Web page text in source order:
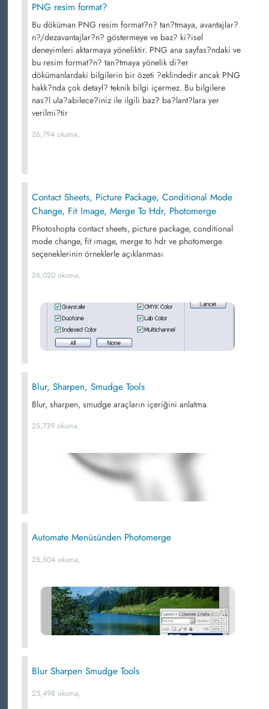
PNG resim format?
Bu döküman PNG resim format?n? tan?tmaya, avantajlar?
n?/dezavantajlar?n? göstermeye ve baz? ki?isel
deneyimleri aktarmaya yöneliktir. PNG ana sayfas?ndaki ve
bu resim format?n? tan?tmaya yönelik di?er
dökümanlardaki bilgilerin bir özeti ?eklindedir ancak PNG
hakk?nda çok detayl? teknik bilgi içermez. Bu bilgilere
nas?l ula?abilece?iniz ile ilgili baz? ba?lant?lara yer
verilmi?tir
26,794 okuma,
Contact Sheets, Picture Package, Conditional Mode
Change, Fit Image, Merge To Hdr, Photomerge
Photoshopta contact sheets, picture package, conditional
mode change, fit ımage, merge to hdr ve photomerge
seçeneklerinin örneklerle açıklanması
26,020 okuma,
Blur, Sharpen, Smudge Tools
Blur, sharpen, smudge araçların içeriğini anlatma
25,739 okuma,
Automate Menüsünden Photomerge
25,504 okuma,
Blur Sharpen Smudge Tools
25,498 okuma,